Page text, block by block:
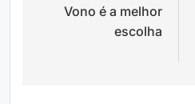
Vono é a melhor
escolha